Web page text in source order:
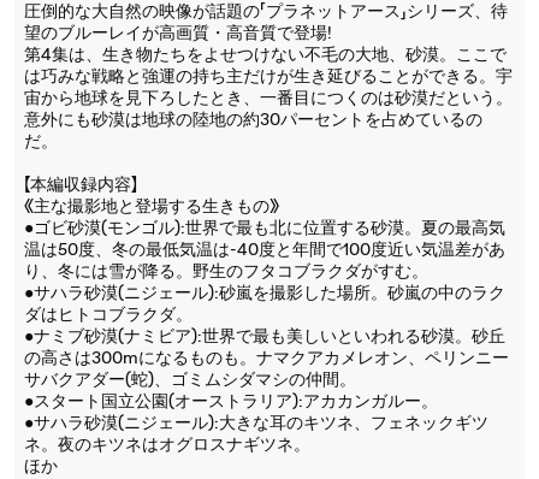
圧倒的な大自然の映像が話題の「プラネットアース」シリーズ、待
望のブルーレイが高画質・高音質で登場!
第4集は、生き物たちをよせつけない不毛の大地、砂漠。ここで
は巧みな戦略と強運の持ち主だけが生き延びることができる。宇
宙から地球を見下ろしたとき、一番目につくのは砂漠だという。
意外にも砂漠は地球の陸地の約30パーセントを占めているの
だ。
【本編収録内容】
《主な撮影地と登場する生きもの》
●ゴビ砂漠(モンゴル):世界で最も北に位置する砂漠。夏の最高気
温は50度、冬の最低気温は-40度と年間で100度近い気温差があ
り、冬には雪が降る。野生のフタコブラクダがすむ。
●サハラ砂漠(ニジェール):砂嵐を撮影した場所。砂嵐の中のラク
ダはヒトコブラクダ。
●ナミブ砂漠(ナミビア):世界で最も美しいといわれる砂漠。砂丘
の高さは300mになるものも。ナマクアカメレオン、ペリンニー
サバクアダー(蛇)、ゴミムシダマシの仲間。
●スタート国立公園(オーストラリア):アカカンガルー。
●サハラ砂漠(ニジェール):大きな耳のキツネ、フェネックギツ
ネ。夜のキツネはオグロスナギツネ。
ほか